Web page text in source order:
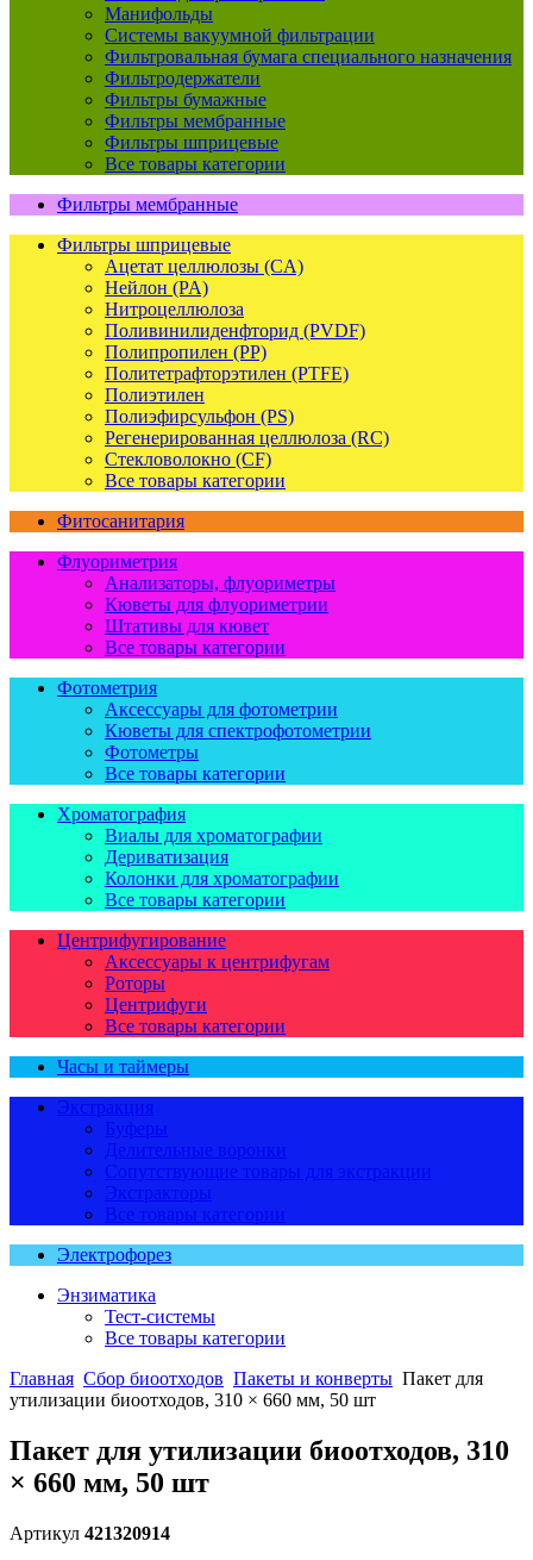
Манифольды
Системы вакуумной фильтрации
Фильтровальная бумага специального назначения
Фильтродержатели
Фильтры бумажные
Фильтры мембранные
Фильтры шприцевые
Все товары категории
Фильтры мембранные
Фильтры шприцевые
Ацетат целлюлозы (CA)
Нейлон (PA)
Нитроцеллюлоза
Поливинилиденфторид (PVDF)
Полипропилен (PP)
Политетрафторэтилен (PTFE)
Полиэтилен
Полиэфирсульфон (PS)
Регенерированная целлюлоза (RC)
Стекловолокно (CF)
Все товары категории
Фитосанитария
Флуориметрия
Анализаторы, флуориметры
Кюветы для флуориметрии
Штативы для кювет
Все товары категории
Фотометрия
Аксессуары для фотометрии
Кюветы для спектрофотометрии
Фотометры
Все товары категории
Хроматография
Виалы для хроматографии
Дериватизация
Колонки для хроматографии
Все товары категории
Центрифугирование
Аксессуары к центрифугам
Роторы
Центрифуги
Все товары категории
Часы и таймеры
Экстракция
Буферы
Делительные воронки
Сопутствующие товары для экстракции
Экстракторы
Все товары категории
Электрофорез
Энзиматика
Тест-системы
Все товары категории
Главная Сбор биоотходов Пакеты и конверты Пакет для
утилизации биоотходов, 310 × 660 мм, 50 шт
Пакет для утилизации биоотходов, 310
× 660 мм, 50 шт
Артикул 421320914